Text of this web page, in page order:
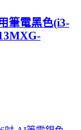
筆電黑色(i3-